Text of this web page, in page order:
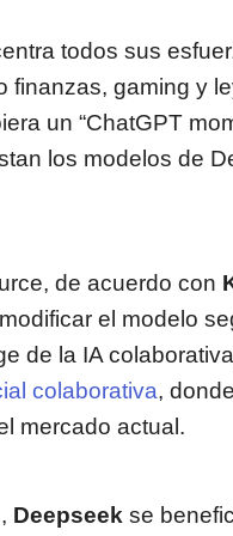
todos sus
gaming y
un “ChatGPT
los modelos de
de acuerdo con
el modelo
de la IA
colaborativa,
mercado actual.
Deepseek se